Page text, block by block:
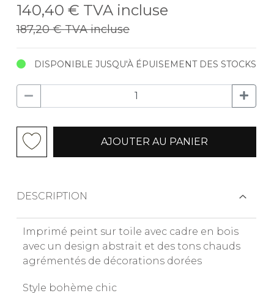
140,40 € TVA incluse
187,20 €TVA incluse
DISPONIBLE JUSQU'À ÉPUISEMENT DES STOCKS
AJOUTER AU PANIER
DESCRIPTION
Imprimé peint sur toile avec cadre en bois
avec un design abstrait et des tons chauds
agrémentés de décorations dorées
Style bohème chic